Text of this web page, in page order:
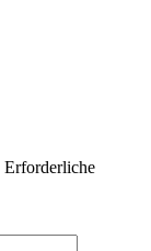
Erforderliche